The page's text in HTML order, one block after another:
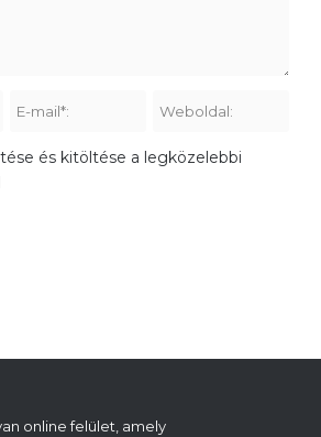
és kitöltése a legközelebbi
online felület, amely